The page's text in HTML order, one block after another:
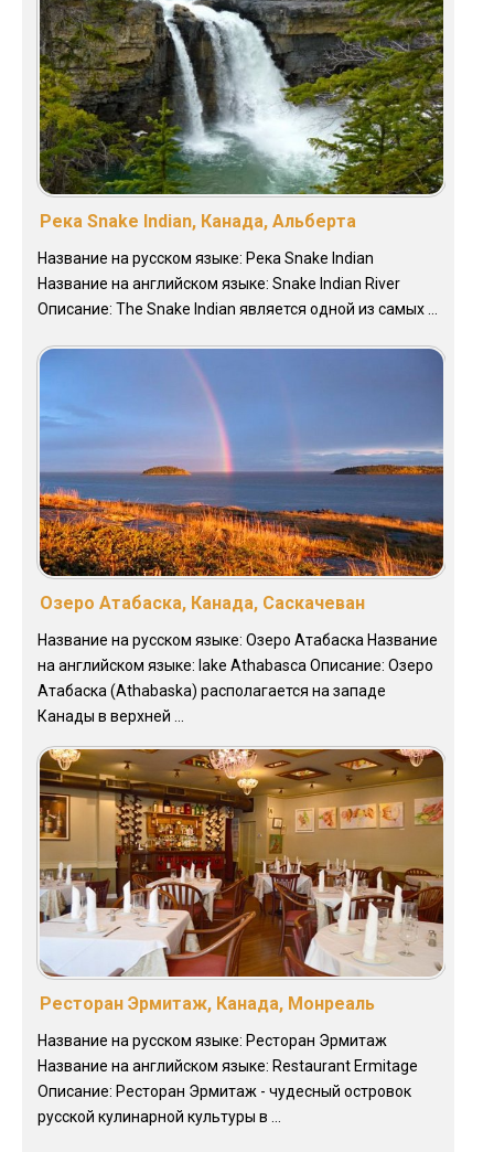
Река Snake Indian, Канада, Альберта
Название на русском языке: Река Snake Indian
Название на английском языке: Snake Indian River
Описание: The Snake Indian является одной из самых ...
Озеро Атабаска, Канада, Саскачеван
Название на русском языке: Озеро Атабаска Название
на английском языке: lake Athabasca Описание: Озеро
Атабаска (Athabaska) располагается на западе
Канады в верхней ...
Ресторан Эрмитаж, Канада, Монреаль
Название на русском языке: Ресторан Эрмитаж
Название на английском языке: Restaurant Ermitage
Описание: Ресторан Эрмитаж - чудесный островок
русской кулинарной культуры в ...